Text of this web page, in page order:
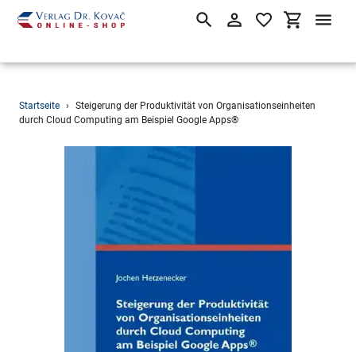
Direkt
zum
SuchenEinloggen
Startseite ›
Steigerung der Produktivität von Organisationseinheiten
durch Cloud Computing am Beispiel Google Apps®